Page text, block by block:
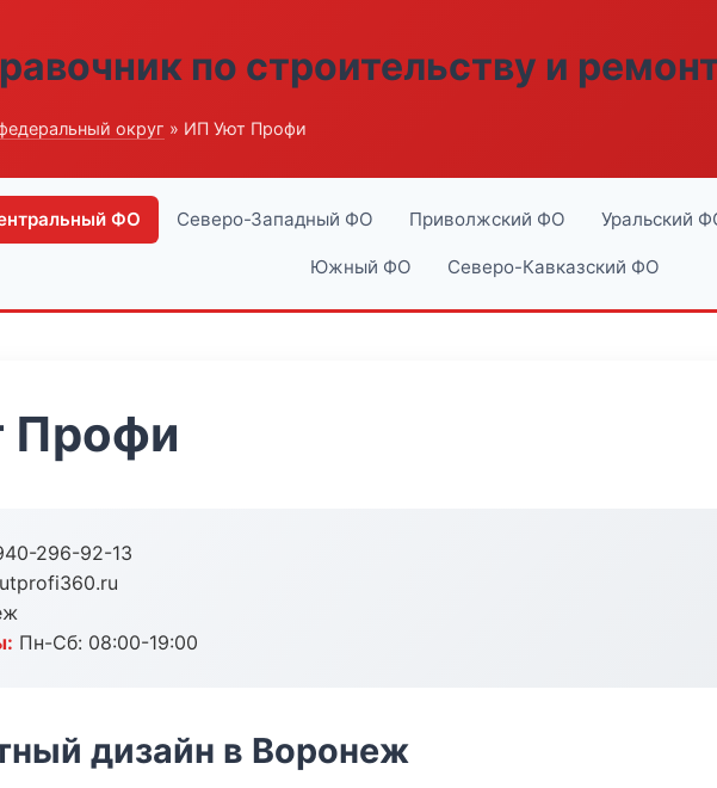
по строительству и
округ » ИП Уют Профи
ФО Северо-Западный ФО Приволжский ФО Уральский
Южный ФО Северо-Кавказский ФО
Профи
296-92-13
Пн-Сб: 08:00-19:00
дизайн в Воронеж